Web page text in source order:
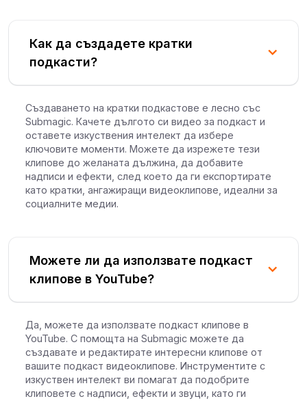
Как да създадете кратки
подкасти?
Създаването на кратки подкастове е лесно със
Submagic. Качете дългото си видео за подкаст и
оставете изкуствения интелект да избере
ключовите моменти. Можете да изрежете тези
клипове до желаната дължина, да добавите
надписи и ефекти, след което да ги експортирате
като кратки, ангажиращи видеоклипове, идеални за
социалните медии.
Можете ли да използвате подкаст
клипове в YouTube?
Да, можете да използвате подкаст клипове в
YouTube. С помощта на Submagic можете да
създавате и редактирате интересни клипове от
вашите подкаст видеоклипове. Инструментите с
изкуствен интелект ви помагат да подобрите
клиповете с надписи, ефекти и звуци, като ги